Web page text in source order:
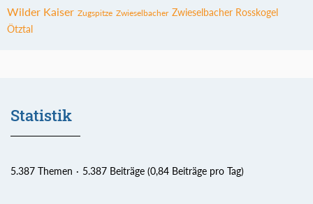
Wilder Kaiser Zugspitze Zwieselbacher Zwieselbacher Rosskogel
Ötztal
Statistik
5.387 Themen 5.387 Beiträge (0,84 Beiträge pro Tag)